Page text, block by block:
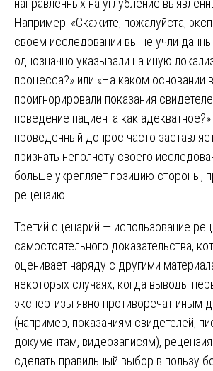
направленных на углубление
Например: «Скажите, пожалуйста,
своем исследовании вы не учли
однозначно указывали на иную
процесса?» или «На каком основании
проигнорировали показания
поведение пациента как
проведенный допрос часто
признать неполноту своего
больше укрепляет позицию стороны,
рецензию.
Третий сценарий — использование
самостоятельного доказательства,
оценивает наряду с другими
некоторых случаях, когда выводы
экспертизы явно противоречат иным
(например, показаниям свидетелей,
документам, видеозаписям),
сделать правильный выбор в пользу